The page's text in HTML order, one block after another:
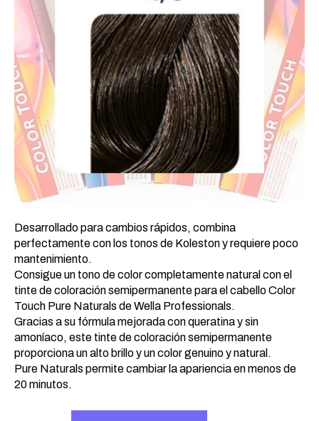
Desarrollado para cambios rápidos, combina
perfectamente con los tonos de Koleston y requiere poco
mantenimiento.
Consigue un tono de color completamente natural con el
tinte de coloración semipermanente para el cabello Color
Touch Pure Naturals de Wella Professionals.
Gracias a su fórmula mejorada con queratina y sin
amoníaco, este tinte de coloración semipermanente
proporciona un alto brillo y un color genuino y natural.
Pure Naturals permite cambiar la apariencia en menos de
20 minutos.